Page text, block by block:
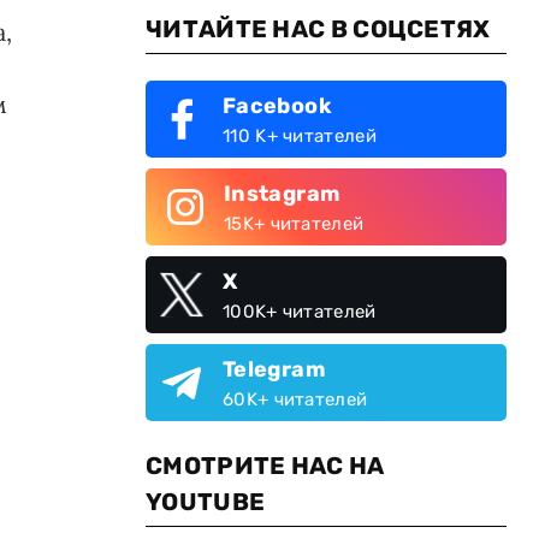
ЧИТАЙТЕ НАС В СОЦСЕТЯХ
Facebook
110 K+ читателей
Instagram
15K+ читателей
X
100K+ читателей
Telegram
60K+ читателей
СМОТРИТЕ НАС НА
YOUTUBE